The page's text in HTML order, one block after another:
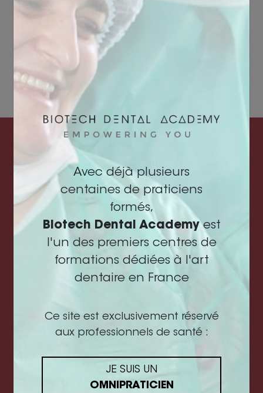
Avec déjà plusieurs
centaines de praticiens
formés,
Biotech Dental Academyest
l'un des premiers centres de
formations dédiées à l'art
dentaire en France
Ce site est exclusivement réservé
aux professionnels de santé :
JE SUIS UN
OMNIPRATICIEN
Aucune formation
disponible selon vos
critères
NOUS FAIRE
CONFIANCE
Pourquoi se former avec
Biotech Dental Academy ?
omnipraticiens
Des méthodologies concrètes à appliquer dès
demain au cabinet